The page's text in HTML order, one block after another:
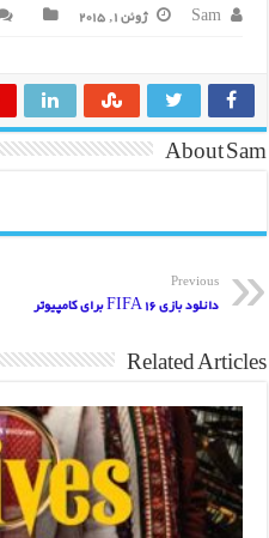
Sam ژوئن 1, 2015
About Sam
Previous
دانلود بازی FIFA 16 برای کامپیوتر
Related Articles